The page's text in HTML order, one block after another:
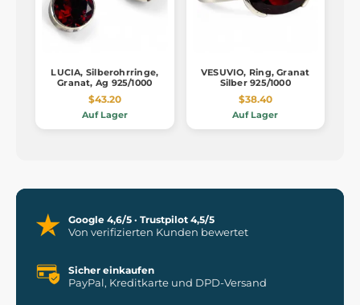
LUCIA, Silberohrringe,
Granat, Ag 925/1000
$43.20
Auf Lager
VESUVIO, Ring, Granat
Silber 925/1000
$38.40
Auf Lager
Google 4,6/5 · Trustpilot 4,5/5
Von verifizierten Kunden bewertet
Sicher einkaufen
PayPal, Kreditkarte und DPD-Versand